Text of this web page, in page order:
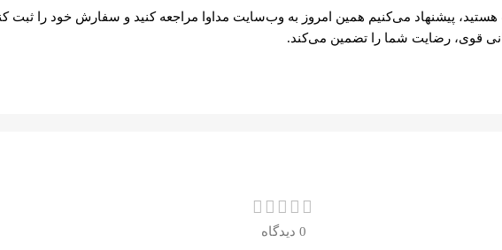
هستید، پیشنهاد می‌کنیم همین امروز به وب‌سایت مداوا مراجعه کنید و سفارش خود را ثبت
قوی، رضایت شما را تضمین می‌کند.
0 دیدگاه